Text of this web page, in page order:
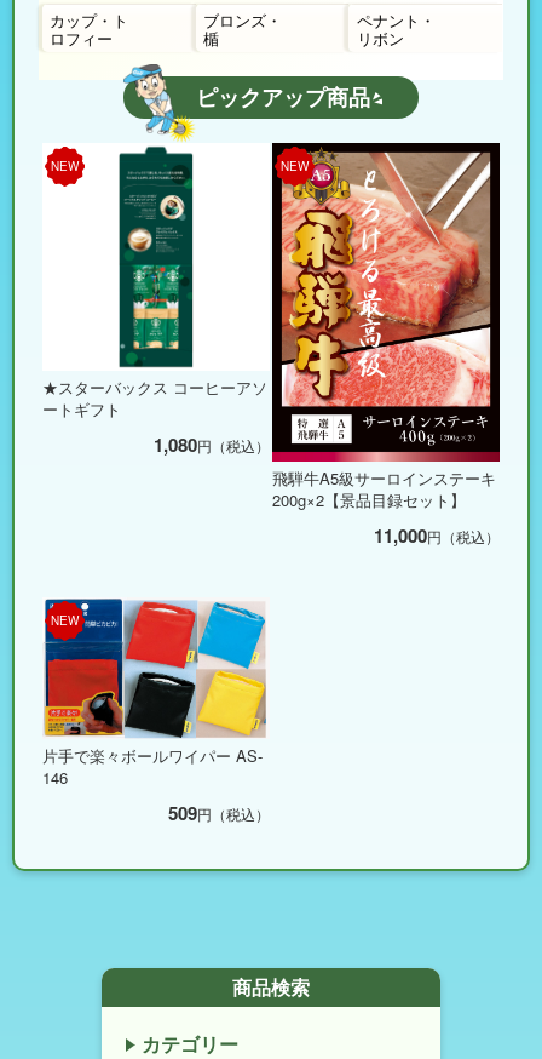
カップ・ト
ロフィー
ブロンズ・
楯
ペナント・
リボン
ピックアップ商品
NEW
★スターバックス コーヒーアソ
ートギフト
1,080円（税込）
NEW
飛騨牛A5級サーロインステーキ
200g×2【景品目録セット】
11,000円（税込）
NEW
片手で楽々ボールワイパー AS-
146
509円（税込）
商品検索
カテゴリー